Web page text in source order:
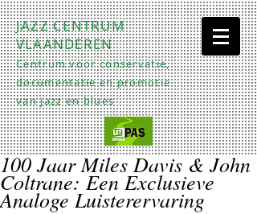
JAZZ CENTRUM
VLAANDEREN
Centrum voor conservatie,
documentatie en promotie
van jazz en blues
100 Jaar Miles Davis & John
Coltrane: Een Exclusieve
Analoge Luisterervaring